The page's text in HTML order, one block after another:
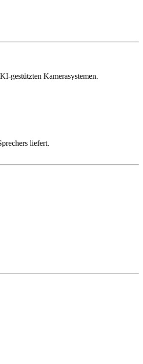
gestützten Kamerasystemen.
liefert.